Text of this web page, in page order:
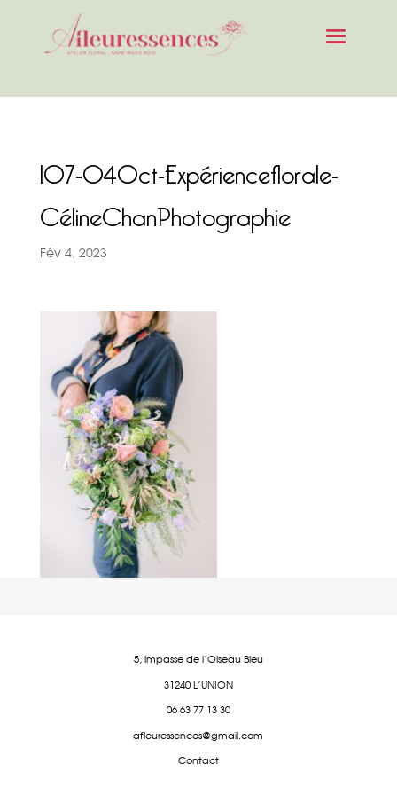
107-04Oct-Expérienceflorale-
CélineChanPhotographie
Fév 4, 2023
5, impasse de l'Oiseau Bleu
31240 L'UNION
06 63 77 13 30
afleuressences@gmail.com
Contact